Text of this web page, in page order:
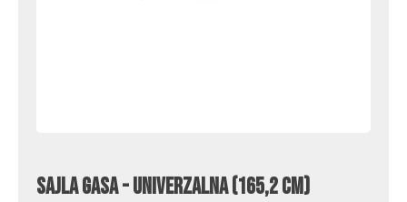
Sajla gasa - univerzalna (165,2 cm)